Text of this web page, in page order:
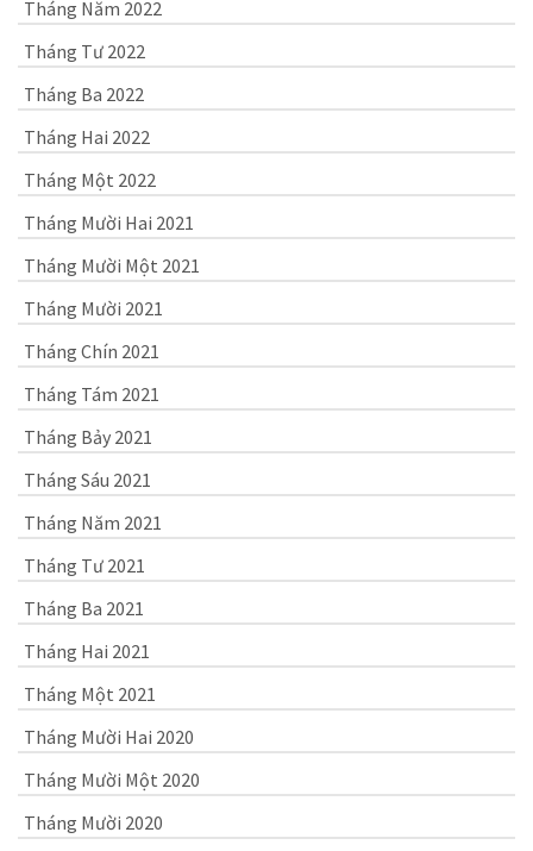
Tháng Năm 2022
Tháng Tư 2022
Tháng Ba 2022
Tháng Hai 2022
Tháng Một 2022
Tháng Mười Hai 2021
Tháng Mười Một 2021
Tháng Mười 2021
Tháng Chín 2021
Tháng Tám 2021
Tháng Bảy 2021
Tháng Sáu 2021
Tháng Năm 2021
Tháng Tư 2021
Tháng Ba 2021
Tháng Hai 2021
Tháng Một 2021
Tháng Mười Hai 2020
Tháng Mười Một 2020
Tháng Mười 2020